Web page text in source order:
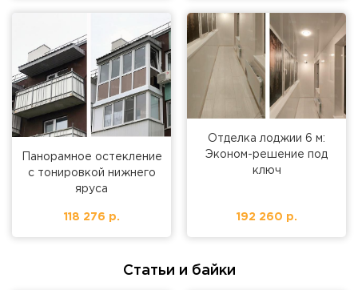
Панорамное остекление
с тонировкой нижнего
яруса
118 276 р.
Отделка лоджии 6 м:
Эконом-решение под
ключ
192 260 р.
Статьи и байки